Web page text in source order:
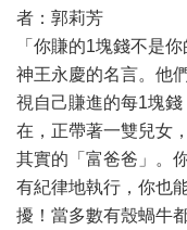
者：郭莉芳
「你賺的1塊錢不是
神王永慶的名言。他
視自己賺進的每1塊
在，正帶著一雙兒女
其實的「富爸爸」。
有紀律地執行，你也
擾！當多數有殼蝸牛